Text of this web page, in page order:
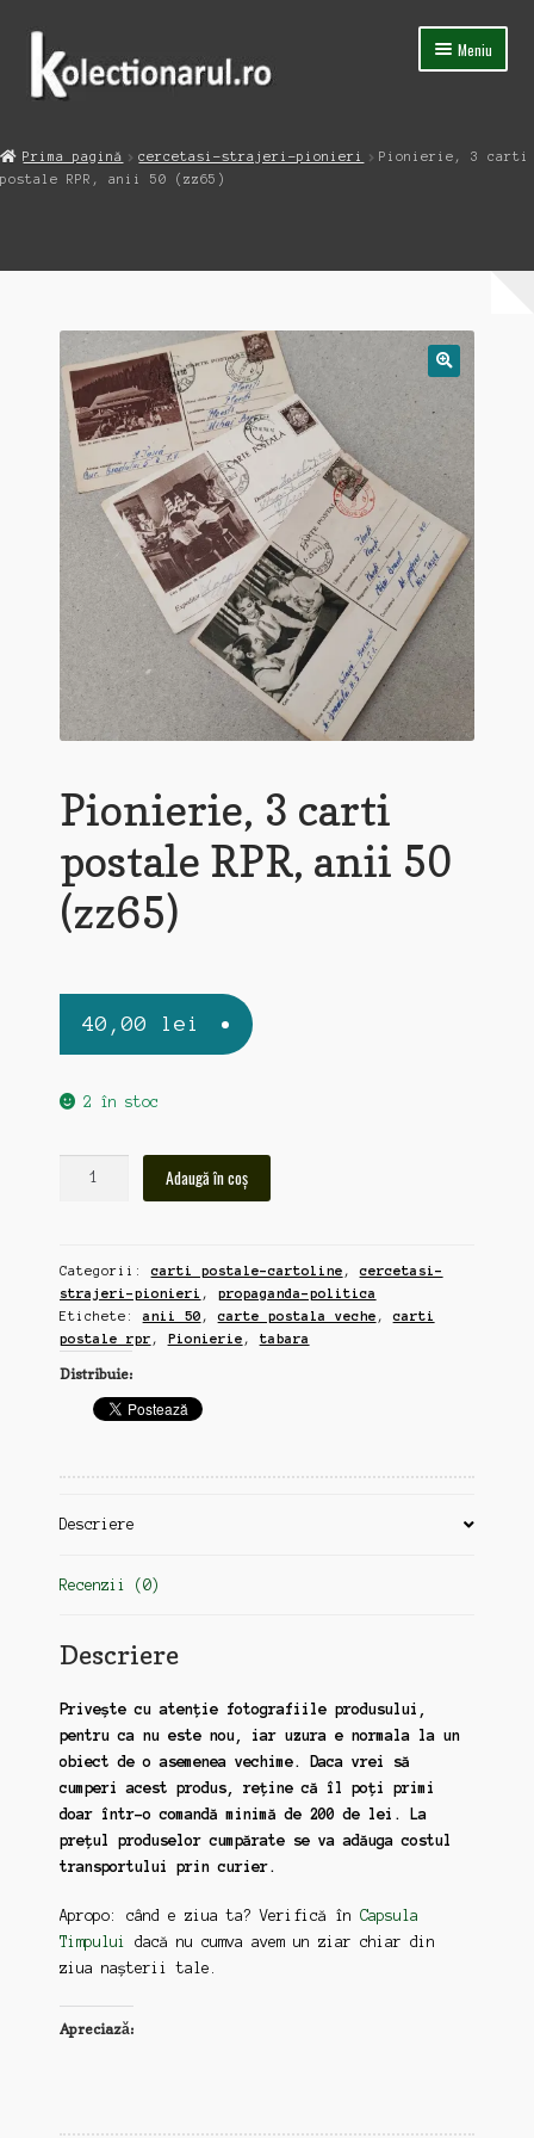
Sari
navigare
Sari
conținut
Meniu
Magazin
Contact
Prima pagină cercetasi-strajeri-pionieri
Pionierie, 3 carti
postale RPR, anii 50 (zz65)
Pionierie, 3 carti
postale RPR, anii 50
(zz65)
40,00 lei
2 în stoc
postale
RPR,
anii
50
(zz65)
Adaugă în coș
Categorii:carti postale-cartoline ,cercetasi-
strajeri-pionieri , propaganda-politica
Etichete:anii 50 ,carte postala veche ,carti
postale rpr , Pionierie , tabara
Distribuie:
Descriere
Recenzii (0)
Descriere
Privește cu atenție fotografiile produsului,
pentru ca nu este nou, iar uzura e normala la un
obiect de o asemenea vechime. Daca vrei să
cumperi acest produs, reține că îl poți primi
doar într-o comandă minimă de 200 de lei. La
prețul produselor cumpărate se va adăuga costul
transportului prin curier.
Apropo: când e ziua ta? Verifică în Capsula
Timpului
dacă nu cumva avem un ziar chiar din
ziua nașterii tale.
Apreciază: